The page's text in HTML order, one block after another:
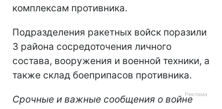
комплексам противника.
Подразделения ракетных войск поразили
3 района сосредоточения личного
состава, вооружения и военной техники, а
также склад боеприпасов противника.
Срочные и важные сообщения о войне